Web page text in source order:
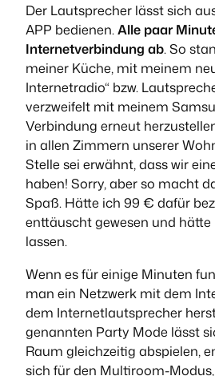
Der Lautsprecher lässt sich
APP bedienen.Alle paar
Internetverbindung ab. So
meiner Küche, mit meinem
Internetradio“ bzw.
verzweifelt mit meinem
Verbindung erneut
in allen Zimmern unserer
Stelle sei erwähnt, dass wir
haben! Sorry, aber so macht
Spaß. Hätte ich 99 € dafür
enttäuscht gewesen und
lassen.
Wenn es für einige Minuten
man ein Netzwerk mit dem
dem Internetlautsprecher
genannten Party Mode lässt
Raum gleichzeitig abspielen,
sich für den Multiroom-